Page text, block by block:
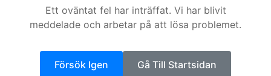
Ett oväntat fel har inträffat. Vi har blivit
meddelade och arbetar på att lösa problemet.
Försök Igen Gå Till Startsidan